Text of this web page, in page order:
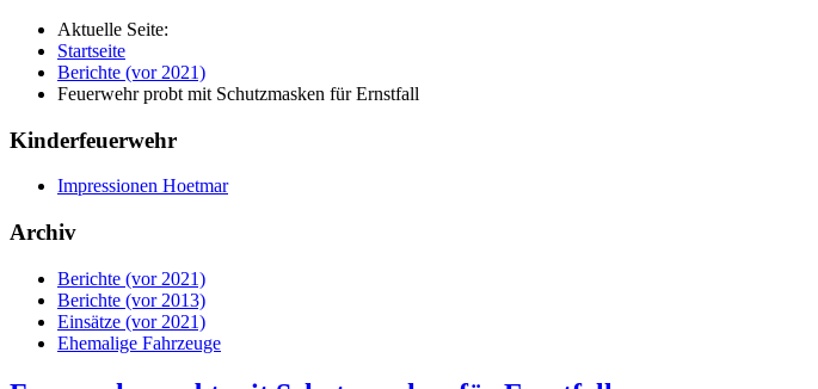
Aktuelle Seite:
Startseite
Berichte (vor 2021)
Feuerwehr probt mit Schutzmasken für Ernstfall
Kinderfeuerwehr
Impressionen Hoetmar
Archiv
Berichte (vor 2021)
Berichte (vor 2013)
Einsätze (vor 2021)
Ehemalige Fahrzeuge